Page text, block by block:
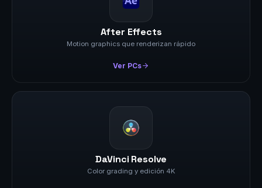
After Effects
Motion graphics que renderizan rápido
Ver PCs
DaVinci Resolve
Color grading y edición 4K